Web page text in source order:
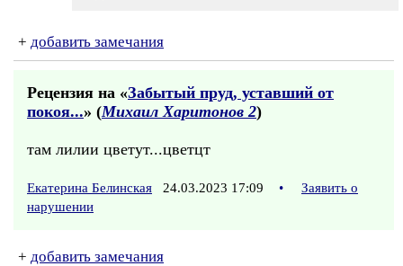
+ добавить замечания
Рецензия на «Забытый пруд, уставший от
покоя...» (Михаил Харитонов 2)
там лилии цветут...цветцт
Екатерина Белинская 24.03.2023 17:09 •
Заявить о
нарушении
+ добавить замечания